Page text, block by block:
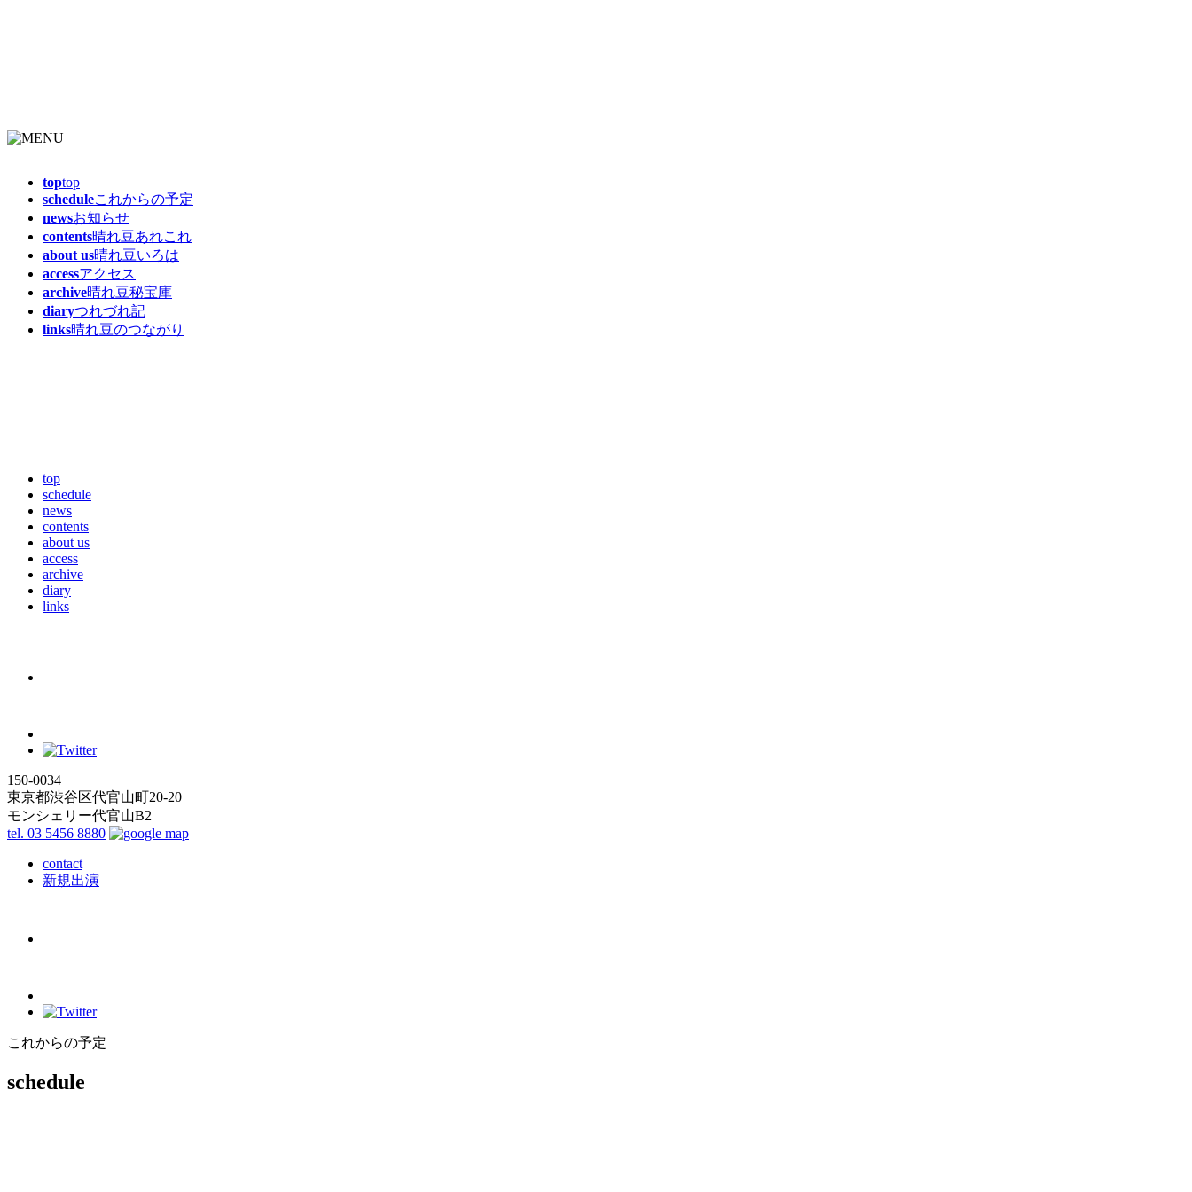
toptop
scheduleこれからの予定
newsお知らせ
contents晴れ豆あれこれ
about us晴れ豆いろは
accessアクセス
archive晴れ豆秘宝庫
diaryつれづれ記
links晴れ豆のつながり
top
schedule
news
contents
about us
access
archive
diary
links
150-0034
東京都渋谷区代官山町20-20
モンシェリー代官山B2
tel. 03 5456 8880
contact
新規出演
これからの予定
schedule